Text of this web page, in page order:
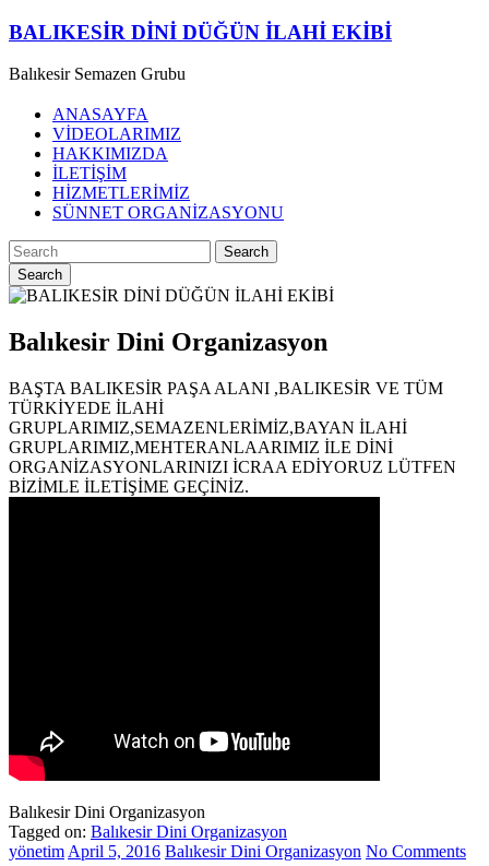
Skip
content
BALIKESİR DİNİ DÜĞÜN İLAHİ EKİBİ
Balıkesir Semazen Grubu
ANASAYFA
VİDEOLARIMIZ
HAKKIMIZDA
İLETİŞİM
HİZMETLERİMİZ
SÜNNET ORGANİZASYONU
Search
Balıkesir Dini Organizasyon
BAŞTA BALIKESİR PAŞA ALANI ,BALIKESİR VE TÜM
TÜRKİYEDE İLAHİ
GRUPLARIMIZ,SEMAZENLERİMİZ,BAYAN İLAHİ
GRUPLARIMIZ,MEHTERANLAARIMIZ İLE DİNİ
ORGANİZASYONLARINIZI İCRAA EDİYORUZ LÜTFEN
BİZİMLE İLETİŞİME GEÇİNİZ.
Balıkesir Dini Organizasyon
Tagged on: Balıkesir Dini Organizasyon
yönetim April 5, 2016 Balıkesir Dini Organizasyon No Comments